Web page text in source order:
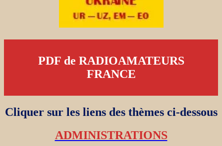
PDF de RADIOAMATEURS
FRANCE
Cliquer sur les liens des thèmes ci-dessous
ADMINISTRATIONS